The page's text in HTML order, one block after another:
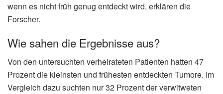
wenn es nicht früh genug entdeckt wird, erklären die
Forscher.
Wie sahen die Ergebnisse aus?
Von den untersuchten verheirateten Patienten hatten 47
Prozent die kleinsten und frühesten entdeckten Tumore. Im
Vergleich dazu suchten nur 32 Prozent der verwitweten